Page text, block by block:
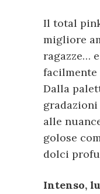
Il total
migliore
ragazze…
facilmente
Dalla
alle
golose
dolci
Intenso,